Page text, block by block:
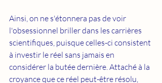
Ainsi, on ne s'étonnera pas de voir
l'obsessionnel briller dans les carrières
scientifiques, puisque celles-ci consistent
à investir le réel sans jamais en
considérer la butée dernière. Attaché à la
croyance que ce réel peut-être résolu,